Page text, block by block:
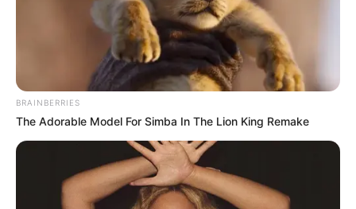
BRAINBERRIES
The Adorable Model For Simba In The Lion King Remake